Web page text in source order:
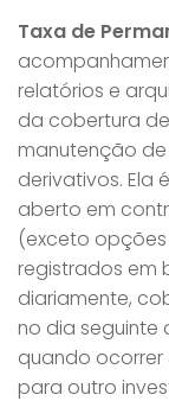
Taxa de
relatórios e
da cobertura
manutenção
derivativos. Ela
aberto em
(exceto
registrados em
diariamente,
no dia seguinte
quando
para outro